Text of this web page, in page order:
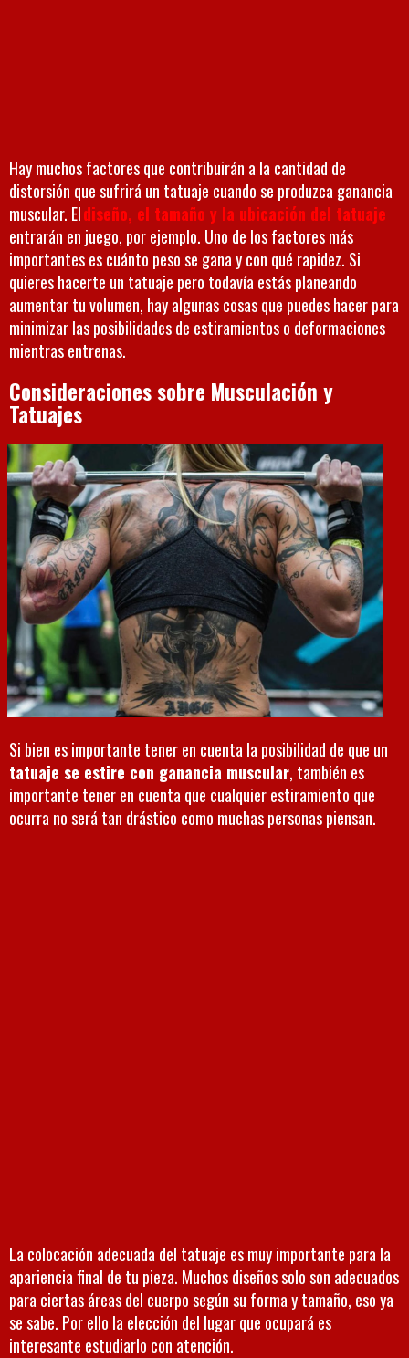
Hay muchos factores que contribuirán a la cantidad de
distorsión que sufrirá un tatuaje cuando se produzca ganancia
muscular. Eldiseño, el tamaño y la ubicación del tatuaje
entrarán en juego, por ejemplo. Uno de los factores más
importantes es cuánto peso se gana y con qué rapidez. Si
quieres hacerte un tatuaje pero todavía estás planeando
aumentar tu volumen, hay algunas cosas que puedes hacer para
minimizar las posibilidades de estiramientos o deformaciones
mientras entrenas.
Consideraciones sobre Musculación y
Tatuajes
Si bien es importante tener en cuenta la posibilidad de que un
tatuaje se estire con ganancia muscular, también es
importante tener en cuenta que cualquier estiramiento que
ocurra no será tan drástico como muchas personas piensan.
La colocación adecuada del tatuaje es muy importante para la
apariencia final de tu pieza. Muchos diseños solo son adecuados
para ciertas áreas del cuerpo según su forma y tamaño, eso ya
se sabe. Por ello la elección del lugar que ocupará es
interesante estudiarlo con atención.